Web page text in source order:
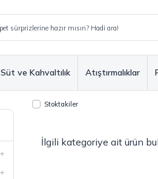
Süt ve Kahvaltılık Atıştırmalıklar
Stoktakiler
İlgili kategoriye ait ürün